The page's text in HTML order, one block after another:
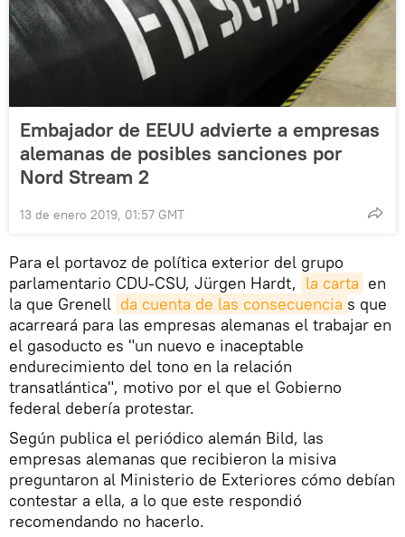
Embajador de EEUU advierte a empresas
alemanas de posibles sanciones por
Nord Stream 2
13 de enero 2019, 01:57 GMT
Para el portavoz de política exterior del grupo
parlamentario CDU-CSU, Jürgen Hardt, la carta en
la que Grenell da cuenta de las consecuencia s que
acarreará para las empresas alemanas el trabajar en
el gasoducto es "un nuevo e inaceptable
endurecimiento del tono en la relación
transatlántica", motivo por el que el Gobierno
federal debería protestar.
Según publica el periódico alemán Bild, las
empresas alemanas que recibieron la misiva
preguntaron al Ministerio de Exteriores cómo debían
contestar a ella, a lo que este respondió
recomendando no hacerlo.